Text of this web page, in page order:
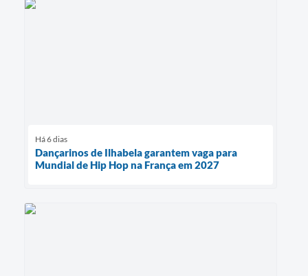
Há 6 dias
Dançarinos de Ilhabela garantem vaga para
Mundial de Hip Hop na França em 2027